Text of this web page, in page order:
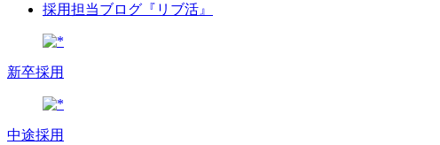
採用担当ブログ『リブ活』
新卒採用
中途採用